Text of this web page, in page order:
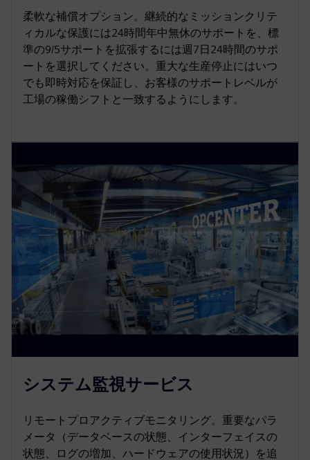
柔軟な補償オプション。継続的なミッションクリテ
ィカルな保護には24時間年中無休のサポートを、標
準の9/5サポートを拡張するには週7日24時間のサポ
ートを選択してください。重大な生産停止にはいつ
でも即時対応を保証し、お客様のサポートレベルが
工場の稼働シフトと一致するようにします。
システム監視サービス
リモートプロアクティブモニタリング。重要なパラ
メータ（データベースの状態、インターフェイスの
状態、ログの増加、ハードウェアの使用状況）を追